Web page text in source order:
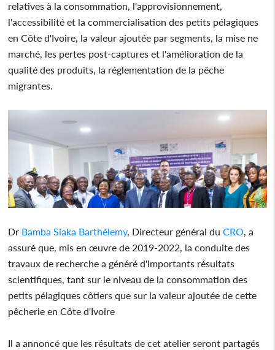
relatives à la consommation, l'approvisionnement,
l'accessibilité et la commercialisation des petits pélagiques
en Côte d'Ivoire, la valeur ajoutée par segments, la mise ne
marché, les pertes post-captures et l'amélioration de la
qualité des produits, la réglementation de la pêche
migrantes.
Dr Bamba Siaka Barthélemy, Directeur général duCRO, a
assuré que, mis en œuvre de 2019-2022, la conduite des
travaux de recherche a généré d'importants résultats
scientifiques, tant sur le niveau de la consommation des
petits pélagiques côtiers que sur la valeur ajoutée de cette
pêcherie en Côte d'Ivoire
Il a annoncé que les résultats de cet atelier seront partagés